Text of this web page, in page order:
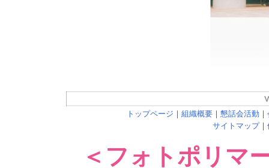
トップページ ｜ 組織概要｜ 懇話会活動 ｜
サイトマップ｜
＜フォトポリマ